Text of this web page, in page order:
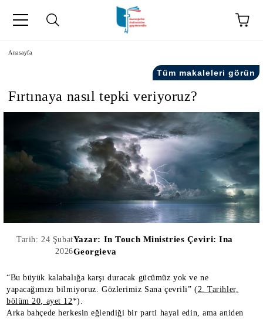
Anasayfa
Tüm makaleleri görün
Fırtınaya nasıl tepki veriyoruz?
Tarih: 24 Şubat
2026
Yazar: In Touch Ministries Çeviri: Ina
Georgieva
“Bu büyük kalabalığa karşı duracak gücümüz yok ve ne
yapacağımızı bilmiyoruz. Gözlerimiz Sana çevrili” (2. Tarihler,
bölüm 20, ayet 12*).
Arka bahçede herkesin eğlendiği bir parti hayal edin, ama aniden